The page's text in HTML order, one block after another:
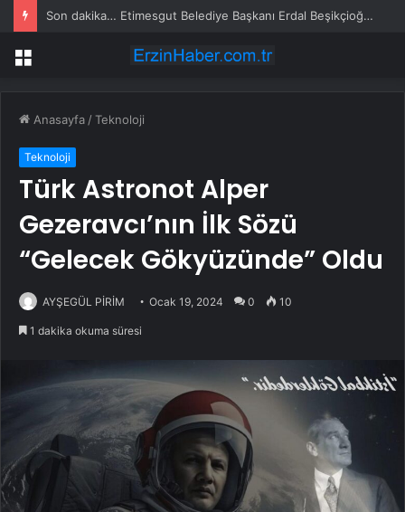
Son dakika… Etimesgut Belediye Başkanı Erdal Beşikçioğlu tutuklandı
Menü
Anasayfa /Teknoloji
Teknoloji
Türk Astronot Alper
Gezeravcı’nın İlk Sözü
“Gelecek Gökyüzünde” Oldu
AYŞEGÜL PİRİM Ocak 19, 2024 0 10
1 dakika okuma süresi